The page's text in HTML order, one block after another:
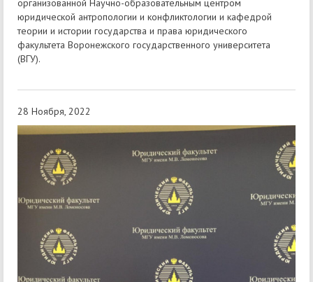
организованной Научно-образовательным центром
юридической антропологии и конфликтологии и кафедрой
теории и истории государства и права юридического
факультета Воронежского государственного университета
(ВГУ).
28 Ноября, 2022